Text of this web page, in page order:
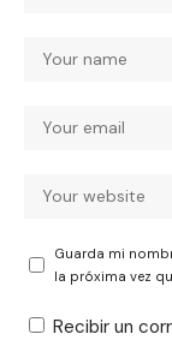
Guarda mi
la próxima vez
Recibir un